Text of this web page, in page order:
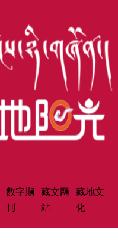
数字期
刊
藏文网
站
藏地文
化